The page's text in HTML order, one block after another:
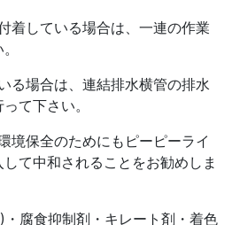
着している場合は、一連の作業
る場合は、連結排水横管の排水
て下さい。
境保全のためにもピーピーライ
て中和されることをお勧めしま
腐食抑制剤・キレート剤・着色